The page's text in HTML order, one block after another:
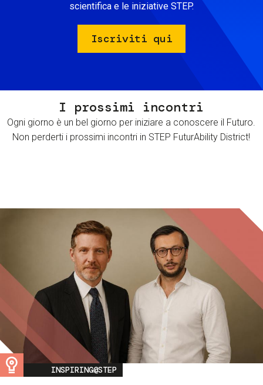
scientifica e le iniziative STEP.
Iscriviti qui
I prossimi incontri
Ogni giorno è un bel giorno per iniziare a conoscere il Futuro.
Non perderti i prossimi incontri in STEP FuturAbility District!
Image
INSPIRING@STEP